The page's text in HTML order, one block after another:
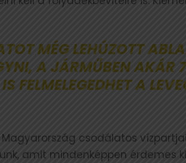
MÉG LEHÚZOTT
A JÁRMŰBEN AKÁR
IS FELMELEGEDHET A
csodálatos
amit mindenképpen érdemes